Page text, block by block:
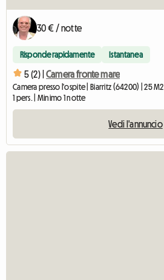
30 € / notte
Risponde rapidamente Istantanea
5 (2) | Camera fronte mare
Camera presso l'ospite | Biarritz (64200) | 25 M2
1 pers. | Minimo 1 notte
Vedi l'annuncio